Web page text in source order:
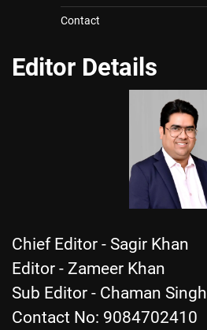
Contact
Editor Details
Chief Editor - Sagir Khan
Editor - Zameer Khan
Sub Editor - Chaman Singh
Contact No: 9084702410